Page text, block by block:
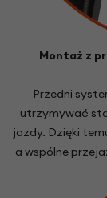
Montaż z
Przedni
utrzymywać
jazdy. Dzięki
a wspólne